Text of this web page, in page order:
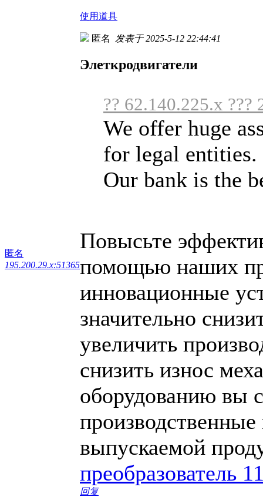
使用道具
匿名
195.200.29.x:51365
匿名 发表于 2025-5-12 22:44:41
Элеткродвигатели
?? 62.140.225.x ???
We offer huge
for legal entities.
Our bank is the
Повысьте
помощью наших
инновационные
значительно
увеличить
снизить износ
оборудованию вы
выпускаемой
преобразователь
回复